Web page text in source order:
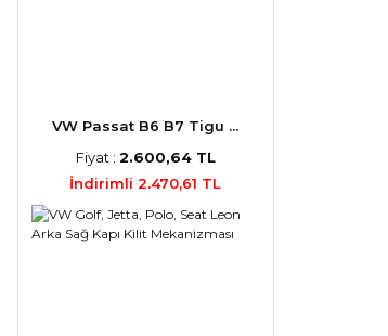
VW Passat B6 B7 Tigu ...
Fiyat : 2.600,64 TL
İndirimli 2.470,61 TL